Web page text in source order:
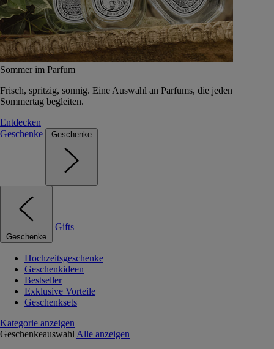
Sommer im Parfum
Frisch, spritzig, sonnig. Eine Auswahl an Parfums, die jeden
Sommertag begleiten.
Entdecken
Geschenke
Geschenke
Geschenke
Gifts
Hochzeitsgeschenke
Geschenkideen
Bestseller
Exklusive Vorteile
Geschenksets
Kategorie anzeigen
Geschenkeauswahl Alle anzeigen